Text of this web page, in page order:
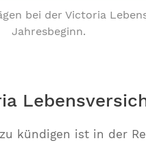
bei der Victoria
Jahresbeginn.
kündigen ist in der